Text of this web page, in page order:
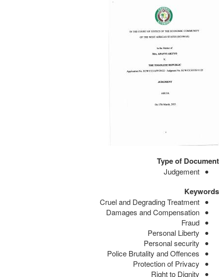
Type of Document
Judgement
Keywords
Cruel and Degrading Treatment
Damages and Compensation
Fraud
Personal Liberty
Personal security
Police Brutality and Offences
Protection of Privacy
Right to Dignity